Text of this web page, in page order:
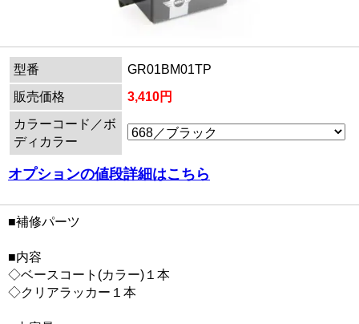
型番
GR01BM01TP
販売価格
3,410円
カラーコード／ボ
ディカラー
オプションの値段詳細はこちら
■補修パーツ
■内容
◇ベースコート(カラー)１本
◇クリアラッカー１本